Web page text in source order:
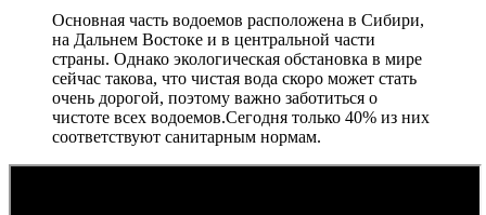
Основная часть водоемов расположена в Сибири,
на Дальнем Востоке и в центральной части
страны. Однако экологическая обстановка в мире
сейчас такова, что чистая вода скоро может стать
очень дорогой, поэтому важно заботиться о
чистоте всех водоемов.Сегодня только 40% из них
соответствуют санитарным нормам.